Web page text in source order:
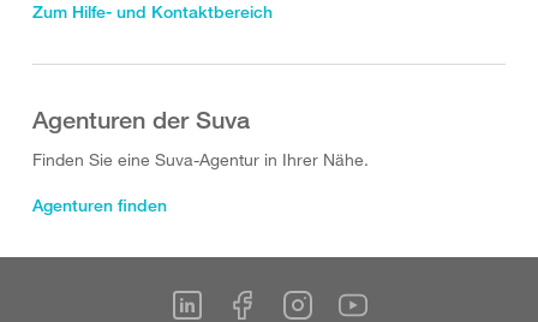
Zum Hilfe- und Kontaktbereich
Agenturen der Suva
Finden Sie eine Suva-Agentur in Ihrer Nähe.
Agenturen finden